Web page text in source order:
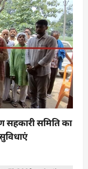
सहकारी समिति का